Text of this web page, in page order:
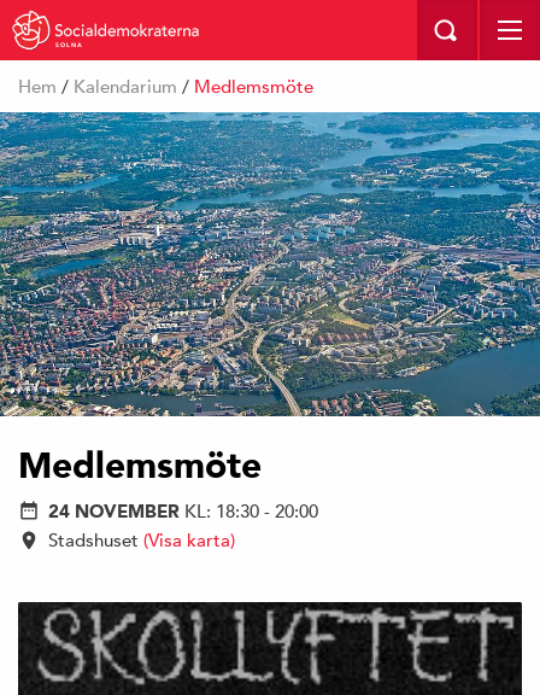
SOLNA
Hem / Kalendarium / Medlemsmöte
Medlemsmöte
24 NOVEMBER KL: 18:30 - 20:00
Stadshuset (Visa karta)